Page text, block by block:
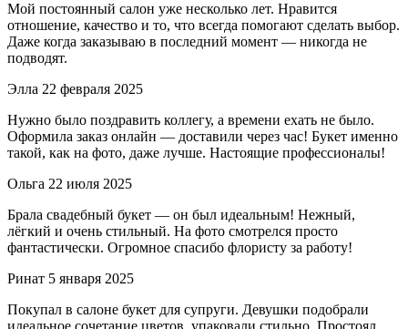
Мой постоянный салон уже несколько лет. Нравится
отношение, качество и то, что всегда помогают сделать выбор.
Даже когда заказываю в последний момент — никогда не
подводят.
Элла 22 февраля 2025
Нужно было поздравить коллегу, а времени ехать не было.
Оформила заказ онлайн — доставили через час! Букет именно
такой, как на фото, даже лучше. Настоящие профессионалы!
Ольга 22 июля 2025
Брала свадебный букет — он был идеальным! Нежный,
лёгкий и очень стильный. На фото смотрелся просто
фантастически. Огромное спасибо флористу за работу!
Ринат 5 января 2025
Покупал в салоне букет для супруги. Девушки подобрали